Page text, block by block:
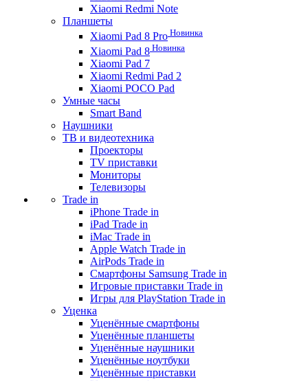
Xiaomi Redmi Note
Планшеты
Xiaomi Pad 8 Pro Новинка
Xiaomi Pad 8 Новинка
Xiaomi Pad 7
Xiaomi Redmi Pad 2
Xiaomi POCO Pad
Умные часы
Smart Band
Наушники
ТВ и видеотехника
Проекторы
TV приставки
Мониторы
Телевизоры
Trade in
iPhone Trade in
iPad Trade in
iMac Trade in
Apple Watch Trade in
AirPods Trade in
Смартфоны Samsung Trade in
Игровые приставки Trade in
Игры для PlayStation Trade in
Уценка
Уценённые смартфоны
Уценённые планшеты
Уценённые наушники
Уценённые ноутбуки
Уценённые приставки